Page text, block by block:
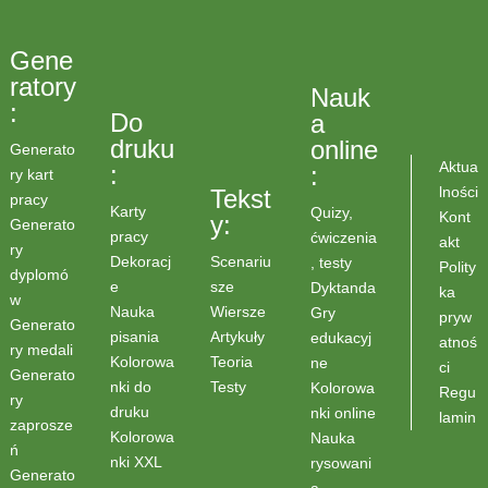
Gene
ratory
:
Generato
ry kart
pracy
Generato
ry
dyplomó
w
Generato
ry medali
Generato
ry
zaprosze
ń
Generato
Do
druku
:
Karty
pracy
Dekoracj
e
Nauka
pisania
Kolorowa
nki do
druku
Kolorowa
nki XXL
Tekst
y:
Scenariu
sze
Wiersze
Artykuły
Teoria
Testy
Nauk
a
online
:
Quizy,
ćwiczenia
, testy
Dyktanda
Gry
edukacyj
ne
Kolorowa
nki online
Nauka
rysowani
Aktua
lności
Kont
akt
Polity
ka
pryw
atnoś
ci
Regu
lamin